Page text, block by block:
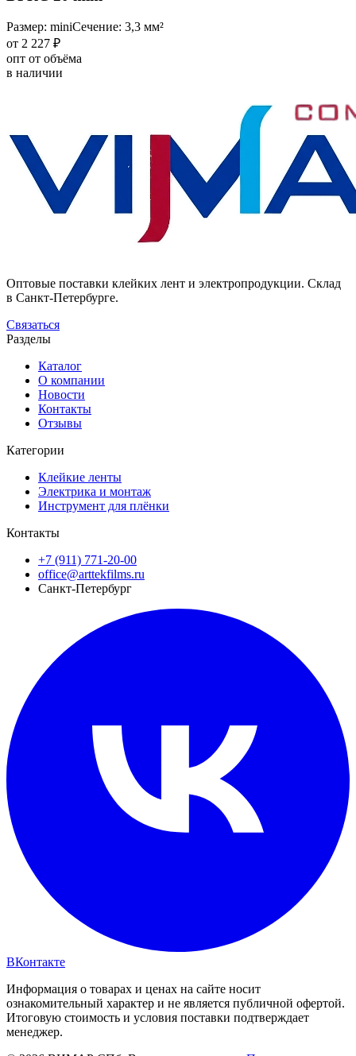
Размер: miniСечение: 3,3 мм²
от 2 227 ₽
опт от объёма
в наличии
Оптовые поставки клейких лент и электропродукции. Склад
в Санкт-Петербурге.
Связаться
Разделы
Каталог
О компании
Новости
Контакты
Отзывы
Категории
Клейкие ленты
Электрика и монтаж
Инструмент для плёнки
Контакты
+7 (911) 771-20-00
office@arttekfilms.ru
Санкт-Петербург
ВКонтакте
Информация о товарах и ценах на сайте носит
ознакомительный характер и не является публичной офертой.
Итоговую стоимость и условия поставки подтверждает
менеджер.